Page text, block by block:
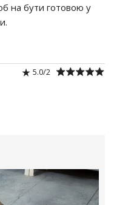
на бути готовою у
5.0/2